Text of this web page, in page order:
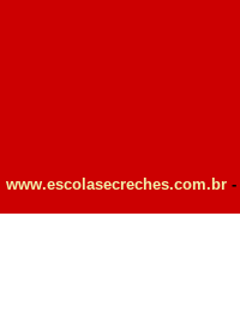
www.escolasecreches.com.br -